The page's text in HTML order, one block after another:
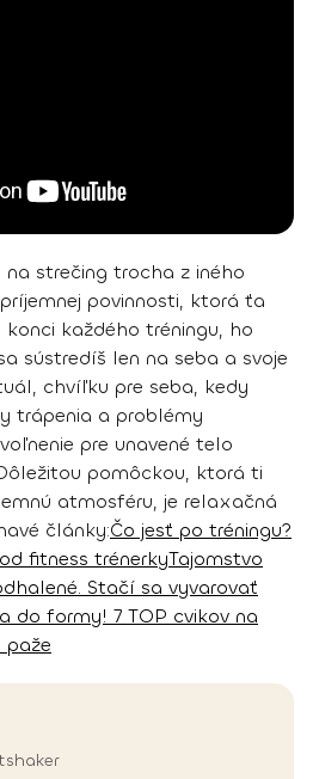
strečing trocha z iného
povinnosti, ktorá ťa
každého tréningu, ho
sústredíš len na seba a svoje
chvíľku pre seba, kedy
trápenia a problémy
pre unavené telo
pomôckou, ktorá ti
atmosféru, je relaxačná
články:Čo jesť po tréningu?
fitness trénerkyTajomstvo
Stačí sa vyvarovať
do formy! 7 TOP cvikov na
paže